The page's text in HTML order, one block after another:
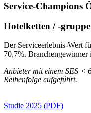
Service-Champions
Hotelketten / -
Der Serviceerlebnis-Wert
70,7%. Branchengewinner
Anbieter mit einem SES <
Reihenfolge aufgeführt.
Studie 2025 (PDF)